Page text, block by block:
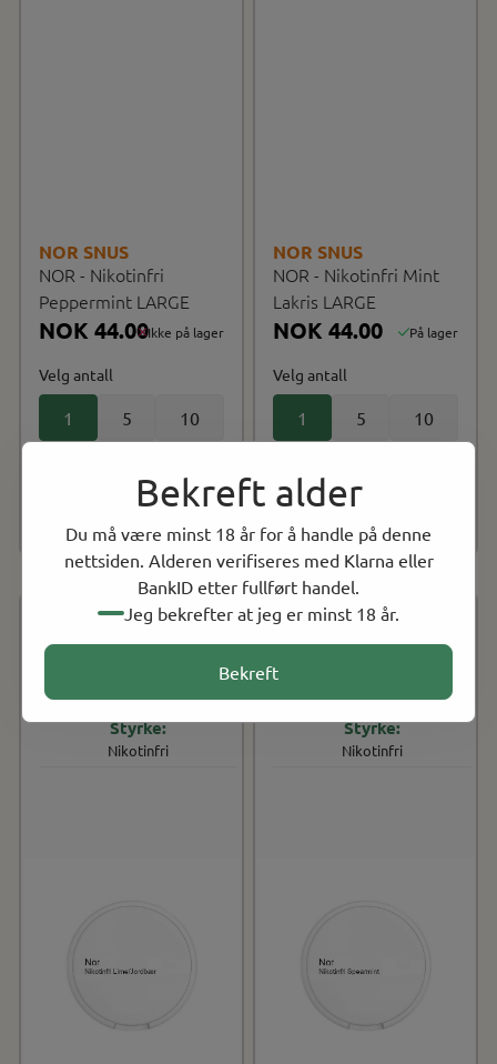
Bekreft alder
Du må være minst 18 år for å handle på denne
nettsiden. Alderen verifiseres med Klarna eller
BankID etter fullført handel.
Jeg bekrefter at jeg er minst 18 år.
Bekreft
NOR SNUS
NOR - Nikotinfri
Peppermint LARGE
NOK 44.00Ikke på lager
Velg antall
1 5 10
NOR SNUS
NOR - Nikotinfri Mint
Lakris LARGE
NOK 44.00 På lager
Velg antall
1 5 10
Kjøp
Lime og jordbær
Nikotinfri/Slim/Porsjon
Nikotinfri
Spearmint
Nikotinfri/Slim/Porsjon
Nikotinfri